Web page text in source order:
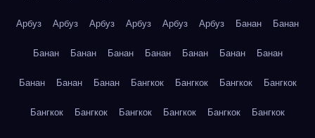
Арбуз Арбуз Арбуз Арбуз Арбуз Арбуз Банан Банан
Банан Банан Банан Банан Банан Банан Банан
Банан Банан Банан Бангкок Бангкок Бангкок Бангкок
Бангкок Бангкок Бангкок Бангкок Бангкок Бангкок